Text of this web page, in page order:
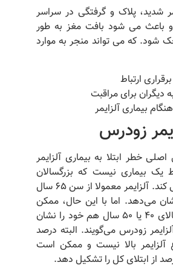
شدید، پلاک و گرفتگی در سراسر
باعث می شود بافت مغز به طور
شود. که می تواند منجر به موارد
ارتباط
دیگران برای مراقبت
بیماری آلزایمر
زودرس
خطر ابتلا به بیماری آلزایمر
بیماری نیست که بزرگسالان
مسن را درگیر می کند. آلزایمر معمولا از سن ۶۵ سال
می‌دهد. اما با این حال، ممکن
است، در افراد بالای ۴۰ یا ۵۰ سال هم خود را نشان
زودرس می‌گویند. البته درصد
آلزایمر بالا نیست و ممکن است